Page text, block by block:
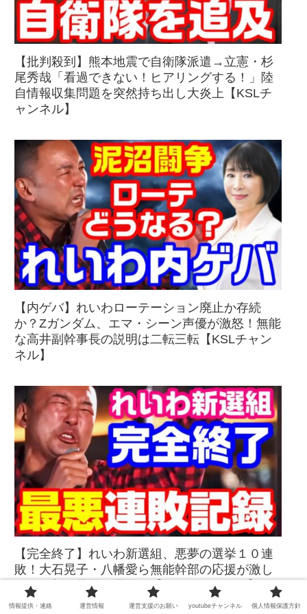
【批判殺到】熊本地震で自衛隊派遣→立憲・杉
尾秀哉「看過できない！ヒアリングする！」陸
自情報収集問題を突然持ち出し大炎上【KSLチ
ャンネル】
【内ゲバ】れいわローテーション廃止か存続
か？Zガンダム、エマ・シーン声優が激怒！無能
な高井副幹事長の説明は二転三転【KSLチャン
ネル】
【完全終了】れいわ新選組、悪夢の選挙１０連
敗！大石晃子・八幡愛ら無能幹部の応援が激し
く票を削る最悪の展開へ【KSLチャンネル】
情報提供・連絡 運営情報 運営支援のお願い youtubeチャンネル 個人情報保護方針